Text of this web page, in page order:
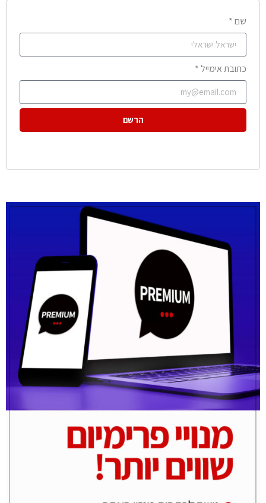
שם *
כתובת אימייל *
הרשם